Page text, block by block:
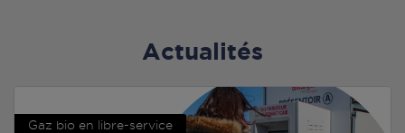
Actualités
Gaz bio en libre-service